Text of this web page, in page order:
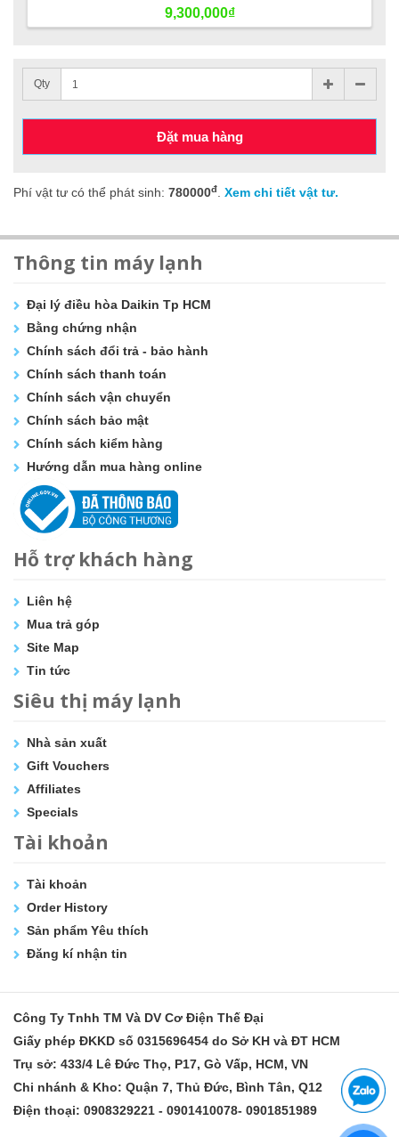
9,300,000₫
Qty
Đặt mua hàng
Phí vật tư có thể phát sinh: 780000đ. Xem chi tiết vật tư.
Thông tin máy lạnh
Đại lý điều hòa Daikin Tp HCM
Bằng chứng nhận
Chính sách đổi trả - bảo hành
Chính sách thanh toán
Chính sách vận chuyển
Chính sách bảo mật
Chính sách kiểm hàng
Hướng dẫn mua hàng online
Hỗ trợ khách hàng
Liên hệ
Mua trả góp
Site Map
Tin tức
Siêu thị máy lạnh
Nhà sản xuất
Gift Vouchers
Affiliates
Specials
Tài khoản
Tài khoản
Order History
Sản phẩm Yêu thích
Đăng kí nhận tin
Công Ty Tnhh TM Và DV Cơ Điện Thế Đại
Giấy phép ĐKKD số 0315696454 do Sở KH và ĐT HCM
Trụ sở: 433/4 Lê Đức Thọ, P17, Gò Vấp, HCM, VN
Chi nhánh & Kho: Quận 7, Thủ Đức, Bình Tân, Q12
Điện thoại: 0908329221 - 0901410078- 0901851989